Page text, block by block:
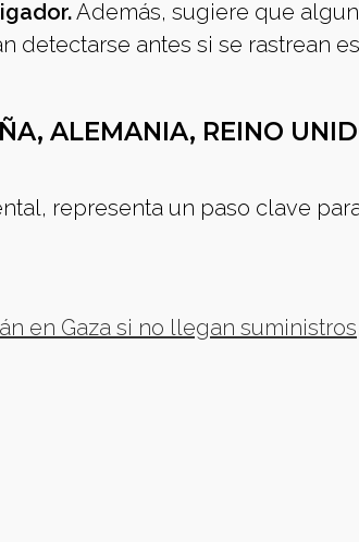
Además, sugiere que
antes si se rastrean
ALEMANIA, REINO
representa un paso clave
en Gaza si no llegan